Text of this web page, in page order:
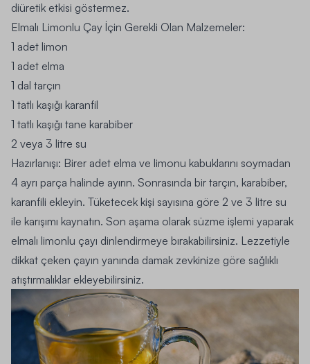
diüretik etkisi göstermez.
Elmalı Limonlu Çay İçin Gerekli Olan Malzemeler:
1 adet limon
1 adet elma
1 dal tarçın
1 tatlı kaşığı karanfil
1 tatlı kaşığı tane karabiber
2 veya 3 litre su
Hazırlanışı: Birer adet elma ve limonu kabuklarını soymadan
4 ayrı parça halinde ayırın. Sonrasında bir tarçın, karabiber,
karanfili ekleyin. Tüketecek kişi sayısına göre 2 ve 3 litre su
ile karışımı kaynatın. Son aşama olarak süzme işlemi yaparak
elmalı limonlu çayı dinlendirmeye bırakabilirsiniz. Lezzetiyle
dikkat çeken çayın yanında damak zevkinize göre sağlıklı
atıştırmalıklar ekleyebilirsiniz.